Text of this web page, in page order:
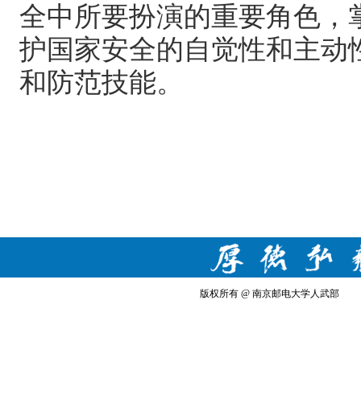
全中所要扮演的重要角色 ，
护国家安全的自觉性和主
和防范技能。
版权所有 @ 南京邮电大学人武